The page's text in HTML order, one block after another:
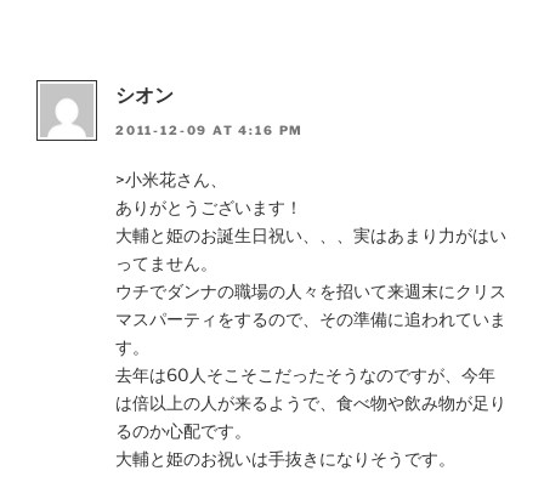
シオン
2011-12-09 AT 4:16 PM
>小米花さん、
ありがとうございます！
大輔と姫のお誕生日祝い、、、実はあまり力がはい
ってません。
ウチでダンナの職場の人々を招いて来週末にクリス
マスパーティをするので、その準備に追われていま
す。
去年は60人そこそこだったそうなのですが、今年
は倍以上の人が来るようで、食べ物や飲み物が足り
るのか心配です。
大輔と姫のお祝いは手抜きになりそうです。